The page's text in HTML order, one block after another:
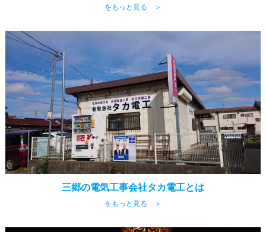
をもっと見る ＞
三郷の電気工事会社タカ電工とは
をもっと見る ＞